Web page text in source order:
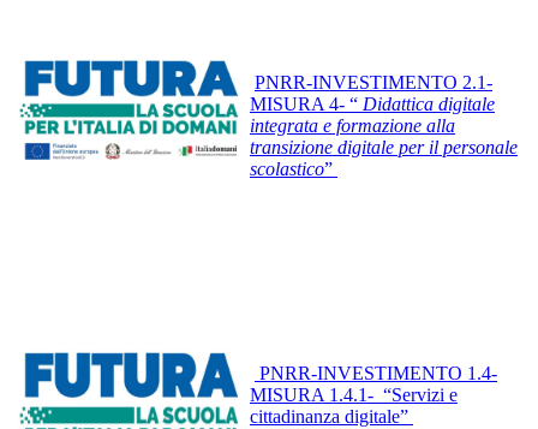
PNRR-INVESTIMENTO 2.1-
MISURA 4- “ Didattica digitale
integrata e formazione alla
transizione digitale per il personale
scolastico”
PNRR-INVESTIMENTO 1.4-
MISURA 1.4.1- “Servizi e
cittadinanza digitale”